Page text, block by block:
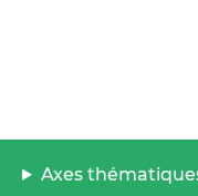
Axes